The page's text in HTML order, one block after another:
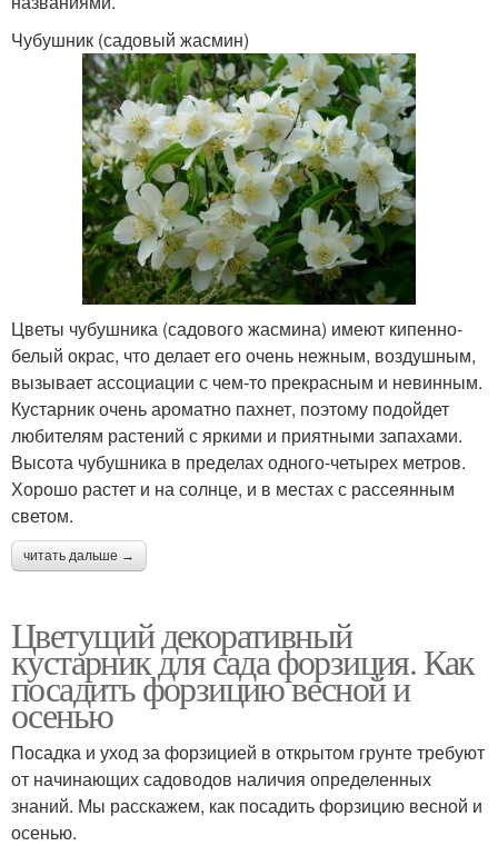
Чубушник (садовый жасмин)
Цветы чубушника (садового жасмина) имеют кипенно-
белый окрас, что делает его очень нежным, воздушным,
вызывает ассоциации с чем-то прекрасным и невинным.
Кустарник очень ароматно пахнет, поэтому подойдет
любителям растений с яркими и приятными запахами.
Высота чубушника в пределах одного-четырех метров.
Хорошо растет и на солнце, и в местах с рассеянным
светом.
читать дальше →
Цветущий декоративный
кустарник для сада форзиция. Как
посадить форзицию весной и
осенью
Посадка и уход за форзицией в открытом грунте требуют
от начинающих садоводов наличия определенных
знаний. Мы расскажем, как посадить форзицию весной и
осенью.